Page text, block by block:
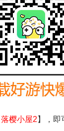
手机游戏资讯
落樱小屋2 】，即